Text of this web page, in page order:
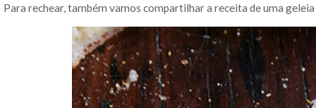
Para rechear, também vamos compartilhar a receita de uma